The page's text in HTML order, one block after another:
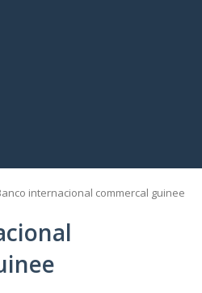
internacional commercal guinee